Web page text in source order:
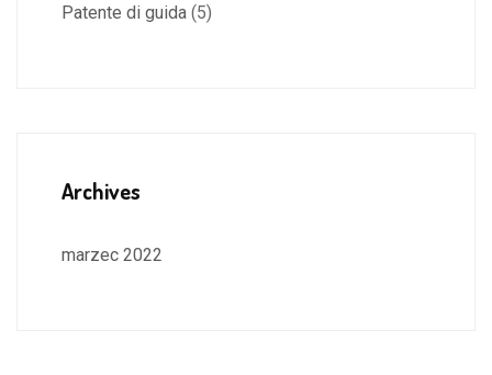
Patente di guida (5)
Archives
marzec 2022